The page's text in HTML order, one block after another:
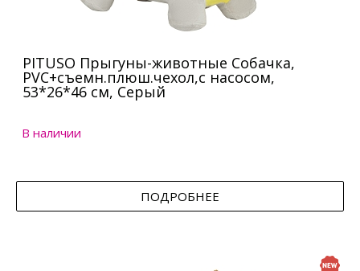
PITUSO Прыгуны-животные Собачка,
PVC+съемн.плюш.чехол,с насосом,
53*26*46 см, Серый
В наличии
ПОДРОБНЕЕ